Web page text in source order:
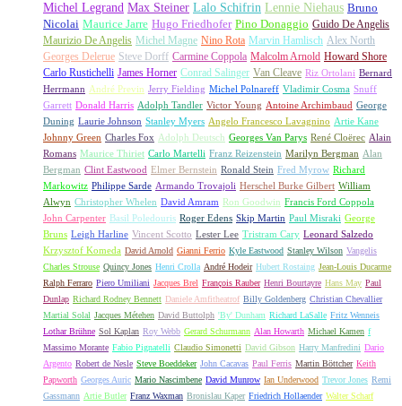
Michel Legrand Max Steiner Lalo Schifrin Lennie Niehaus Bruno
Nicolai Maurice Jarre Hugo Friedhofer Pino Donaggio Guido De Angelis
Maurizio De Angelis Michel Magne Nino Rota Marvin Hamlisch Alex North
Georges Delerue Steve Dorff Carmine Coppola Malcolm Arnold
Howard Shore
Carlo Rustichelli James Horner Conrad Salinger Van Cleave Riz Ortolani Bernard
Herrmann André Previn Jerry Fielding Michel Polnareff Vladimir Cosma Snuff
Garrett Donald Harris Adolph Tandler Victor Young Antoine Archimbaud George
Duning Laurie Johnson Stanley Myers Angelo Francesco Lavagnino Artie Kane
Johnny Green Charles Fox Adolph Deutsch Georges Van Parys René Cloërec Alain
Romans Maurice Thiriet Carlo Martelli Franz Reizenstein Marilyn Bergman Alan
Bergman Clint Eastwood Elmer Bernstein Ronald Stein Fred Myrow Richard
Markowitz Philippe Sarde Armando Trovajoli Herschel Burke Gilbert William
Alwyn Christopher Whelen David Amram Ron Goodwin Francis Ford Coppola
John Carpenter Basil Poledouris Roger Edens Skip Martin Paul Misraki George
Bruns Leigh Harline Vincent Scotto Lester Lee Tristram Cary Leonard Salzedo
Krzysztof Komeda David Arnold Gianni Ferrio Kyle Eastwood Stanley Wilson Vangelis
Charles Strouse Quincy Jones Henri Crolla André Hodeir Hubert Rostaing Jean-Louis Ducarme
Ralph Ferraro Piero Umiliani Jacques Brel François Rauber Henri Bourtayre Hans May Paul
Dunlap Richard Rodney Bennett Daniele Amfitheatrof Billy Goldenberg Christian Chevallier
Martial Solal Jacques Métehen David Buttolph 'By' Dunham Richard LaSalle Fritz Wenneis
Lothar Brühne Sol Kaplan Roy Webb Gerard Schurmann Alan Howarth Michael Kamen f
Massimo Morante Fabio Pignatelli Claudio Simonetti David Gibson Harry Manfredini Dario
Argento Robert de Nesle Steve Boeddeker John Cacavas Paul Ferris Martin Böttcher Keith
Papworth Georges Auric Mario Nascimbene David Munrow Ian Underwood Trevor Jones Remi
Gassmann Artie Butler Franz Waxman Bronislau Kaper Friedrich Hollaender Walter Scharf